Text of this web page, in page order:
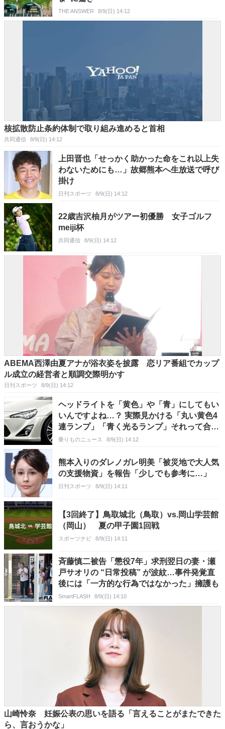
THE ANSWER 8/9(日) 14:12
核拡散防止条約体制で取り組み進めると首相
共同通信 8/9(日) 14:12
上田晋也「せっかく助かった命をこれ以上失
わないためにも…」故郷熊本へ生放送で呼び
掛け
日刊スポーツ 8/9(日) 14:12
22歳吉沢柚月がツアー初優勝 女子ゴルフ
meiji杯
共同通信 8/9(日) 14:12
ABEMA西澤由夏アナが浴衣姿を披露 恋リア番組でカップ
ル成立の経営者と順調交際明かす
日刊スポーツ 8/9(日) 14:12
ヘッドライトを「黄色」や「青」にしてもい
いんですよね…？ 実際見かける「丸い黄色4
連ランプ」「青く光るランプ」それって合
法？
乗りものニュース 8/9(日) 14:12
熊本入りのダレノガレ明美「被災地で大人気
の支援物資」を報告「少しでも参考に…」
日刊スポーツ 8/9(日) 14:11
【3回終了】鳥取城北（鳥取）vs.岡山学芸館
（岡山） 夏の甲子園1回戦
スポーツナビ 8/9(日) 14:11
斉藤慎二被告「懲役7年」求刑翌日の妻・瀬
戸サオリの “日常投稿” が波紋…事件発覚直
後には「一方的な行為ではなかった」擁護も
SmartFLASH 8/9(日) 14:10
山崎怜奈 妊娠公表の思いを語る「言えることがまたできた
ら、言おうかな」